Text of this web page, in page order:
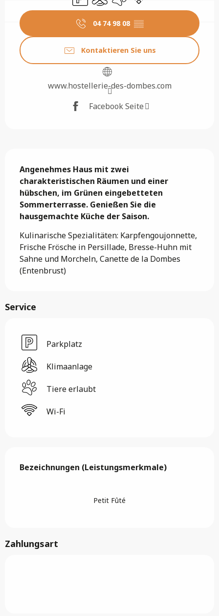
04 74 98 08 ▒▒
Kontaktieren Sie uns
www.hostellerie-des-dombes.com
Facebook Seite
Angenehmes Haus mit zwei
charakteristischen Räumen und einer
hübschen, im Grünen eingebetteten
Sommerterrasse. Genießen Sie die
hausgemachte Küche der Saison.
Kulinarische Spezialitäten: Karpfengoujonnette,
Frische Frösche in Persillade, Bresse-Huhn mit
Sahne und Morcheln, Canette de la Dombes
(Entenbrust)
Service
Parkplatz
Klimaanlage
Tiere erlaubt
Wi-Fi
Bezeichnungen (Leistungsmerkmale)
Bezeichnungen (Leistungsmerkmale)
Petit Fûté
Zahlungsart